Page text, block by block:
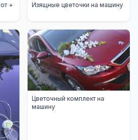
+
Изящные цветочки на машину
Цветочный комплект на
машину